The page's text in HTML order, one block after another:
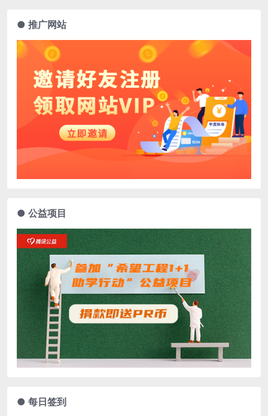
● 推广网站
● 公益项目
● 每日签到